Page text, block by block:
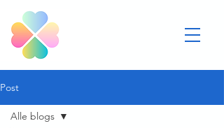
Post
Alle blogs